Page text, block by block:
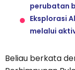
perubatan
Eksplorasi
melalui
Beliau berkata